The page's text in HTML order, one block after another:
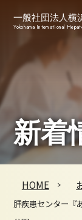
一般社団法人横
Yokohama International
新着
HOME
肝疾患センター『